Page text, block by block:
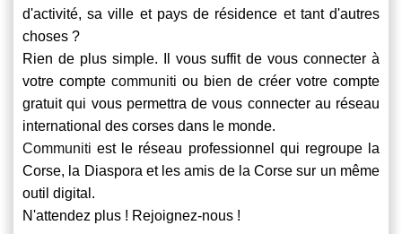
d'activité, sa ville et pays de résidence et tant d'autres
choses ?
Rien de plus simple. Il vous suffit de vous connecter à
votre compte communiti ou bien de créer votre compte
gratuit qui vous permettra de vous connecter au réseau
international des corses dans le monde.
Communiti est le réseau professionnel qui regroupe la
Corse, la Diaspora et les amis de la Corse sur un même
outil digital.
N'attendez plus ! Rejoignez-nous !